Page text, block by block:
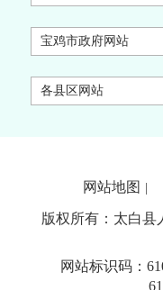
宝鸡市政府网站
各县区网站
网站地图
版权所有：太白县
网站标识码：